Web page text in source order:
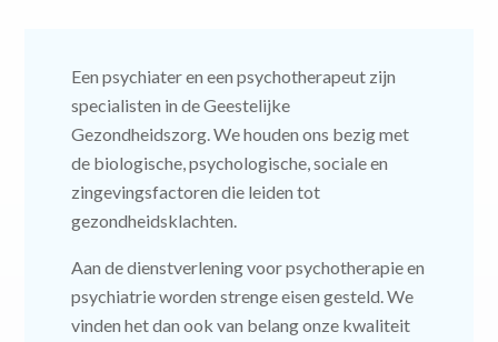
Een psychiater en een psychotherapeut zijn
specialisten in de Geestelijke
Gezondheidszorg. We houden ons bezig met
de biologische, psychologische, sociale en
zingevingsfactoren die leiden tot
gezondheidsklachten.
Aan de dienstverlening voor psychotherapie en
psychiatrie worden strenge eisen gesteld. We
vinden het dan ook van belang onze kwaliteit